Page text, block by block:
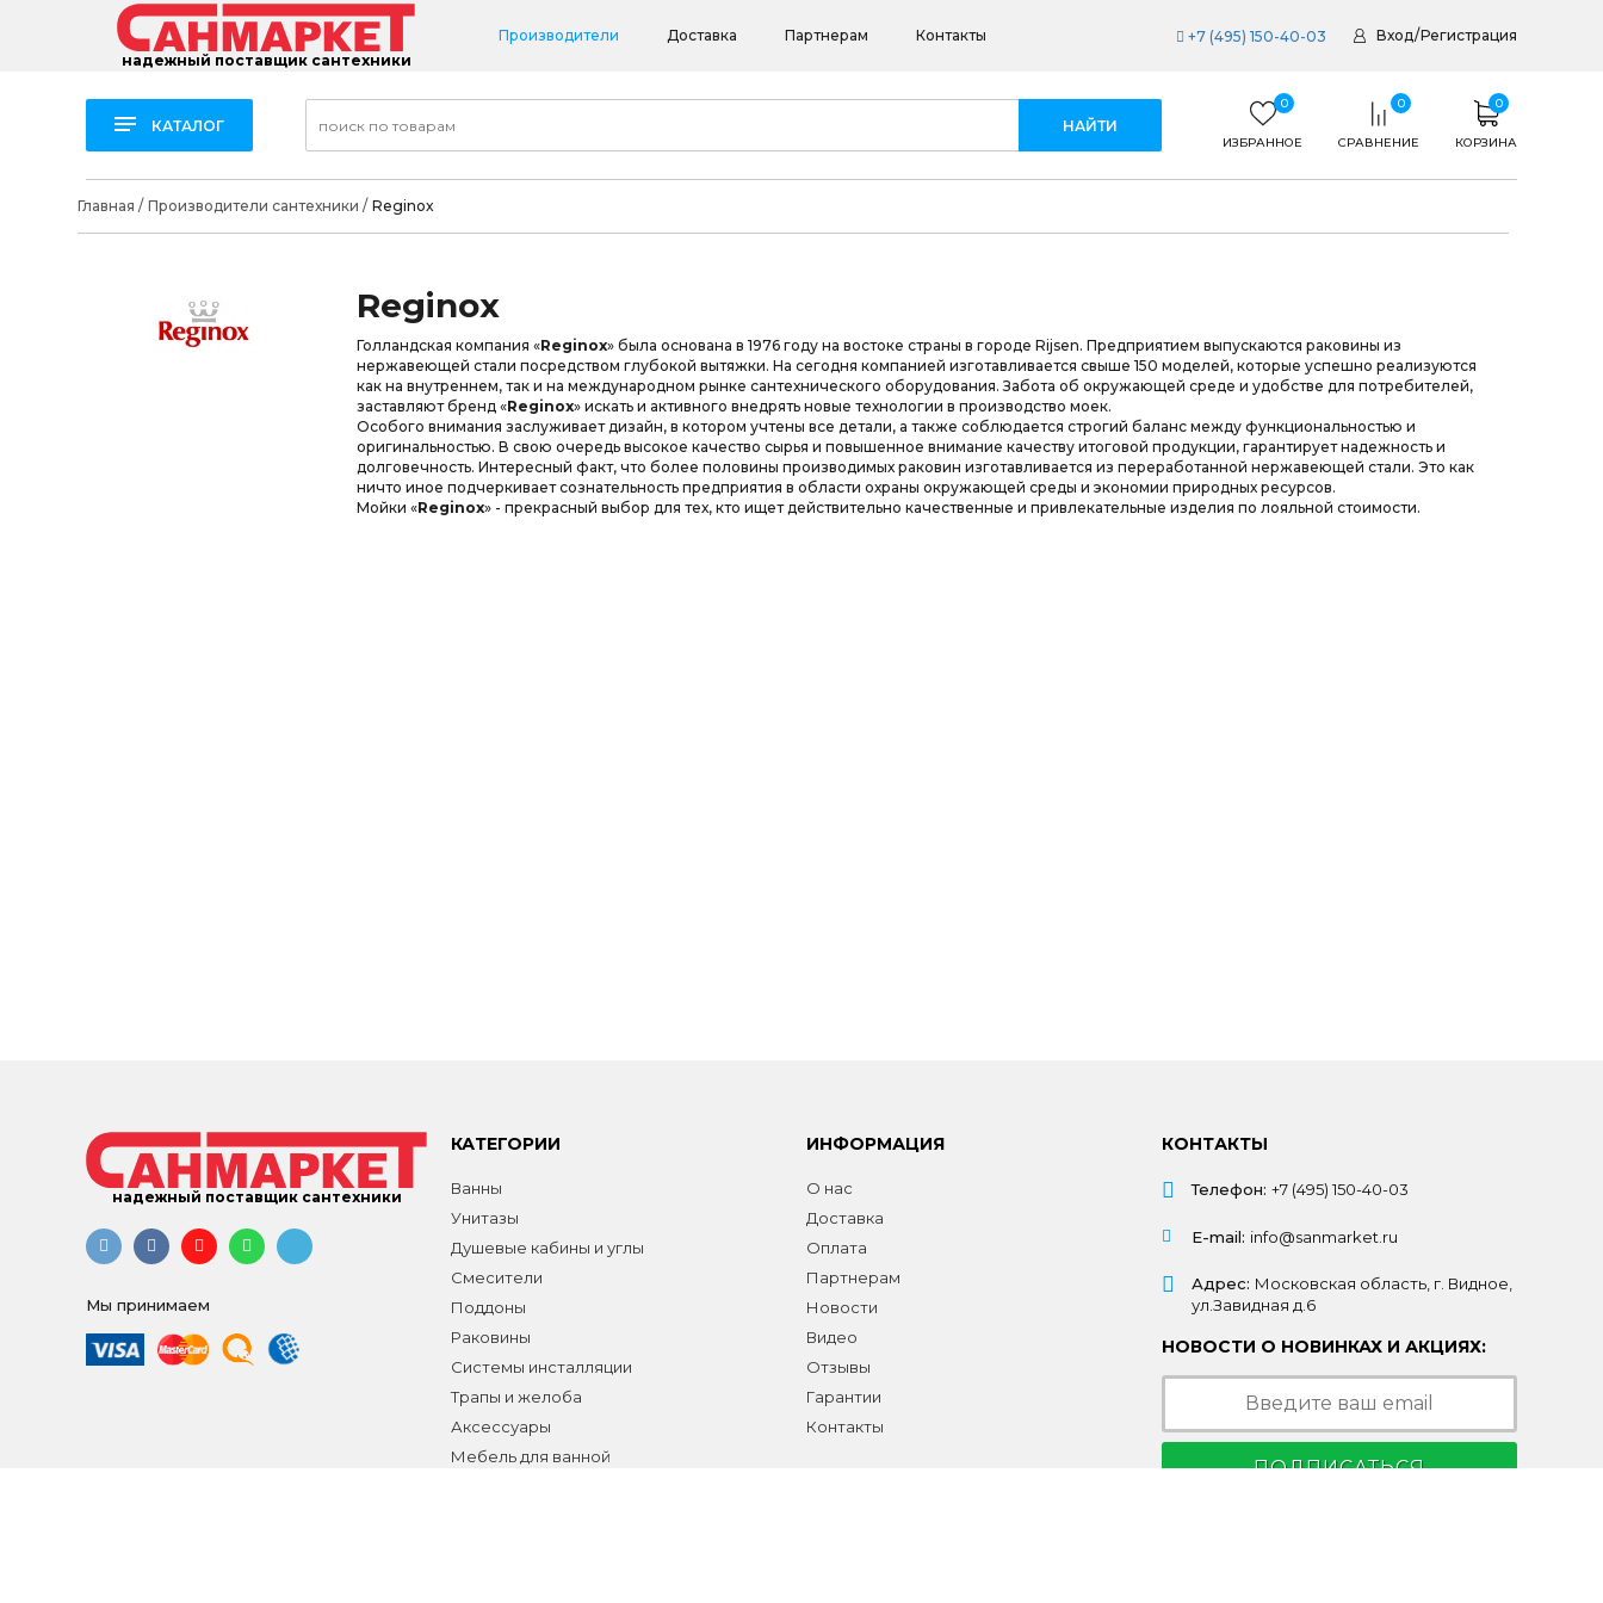
надежный поставщик сантехники
Производители Доставка Партнерам Контакты +7 (495) 150-40-03 Вход/Регистрация
КАТАЛОГ
0
ИЗБРАННОЕ
0
СРАВНЕНИЕ
0
КОРЗИНА
Главная / Производители сантехники / Reginox
Reginox
Голландская компания «Reginox» была основана в 1976 году на востоке страны в городе Rijsen. Предприятием выпускаются раковины из
нержавеющей стали посредством глубокой вытяжки. На сегодня компанией изготавливается свыше 150 моделей, которые успешно реализуются
как на внутреннем, так и на международном рынке сантехнического оборудования. Забота об окружающей среде и удобстве для потребителей,
заставляют бренд «Reginox» искать и активного внедрять новые технологии в производство моек.
Особого внимания заслуживает дизайн, в котором учтены все детали, а также соблюдается строгий баланс между функциональностью и
оригинальностью. В свою очередь высокое качество сырья и повышенное внимание качеству итоговой продукции, гарантирует надежность и
долговечность. Интересный факт, что более половины производимых раковин изготавливается из переработанной нержавеющей стали. Это как
ничто иное подчеркивает сознательность предприятия в области охраны окружающей среды и экономии природных ресурсов.
Мойки «Reginox» - прекрасный выбор для тех, кто ищет действительно качественные и привлекательные изделия по лояльной стоимости.
надежный поставщик сантехники
Мы принимаем
КАТЕГОРИИ
Ванны
Унитазы
Душевые кабины и углы
Смесители
Поддоны
Раковины
Системы инсталляции
Трапы и желоба
Аксессуары
Мебель для ванной
ИНФОРМАЦИЯ
О нас
Доставка
Оплата
Партнерам
Новости
Видео
Отзывы
Гарантии
Контакты
КОНТАКТЫ
Телефон: +7 (495) 150-40-03
E-mail: info@sanmarket.ru
Адрес: Московская область, г. Видное,
ул.Завидная д.6
НОВОСТИ О НОВИНКАХ И АКЦИЯХ:
ПОДПИСАТЬСЯ